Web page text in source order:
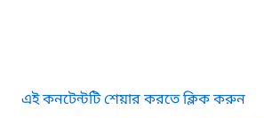
এই কনটেন্টটি শেয়ার করতে ক্লিক করুন